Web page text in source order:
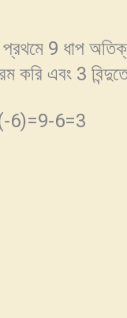
প্রথমে 9 ধাপ
করি এবং 3
6)=9-6=3